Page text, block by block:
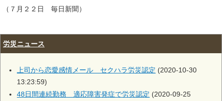
（７月２２日 毎日新聞）
労災ニュース
上司から恋愛感情メール セクハラ労災認定 (2020-10-30
13:23:59)
48日間連続勤務 適応障害発症で労災認定 (2020-09-25